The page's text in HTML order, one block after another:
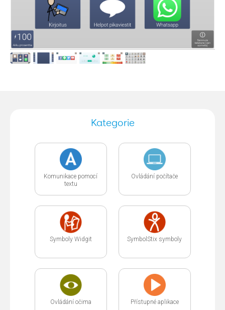
Kategorie
Komunikace pomocí
textu
Ovládání počítače
Symboly Widgit SymbolStix symboly
Ovládání očima Přístupné aplikace